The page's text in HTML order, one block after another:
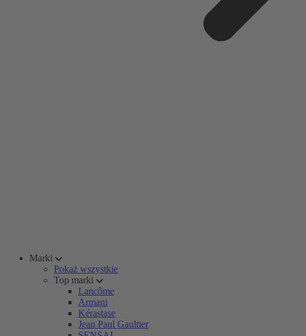
Marki
Pokaż wszystkie
Top marki
Lancôme
Armani
Kérastase
Jean Paul Gaultier